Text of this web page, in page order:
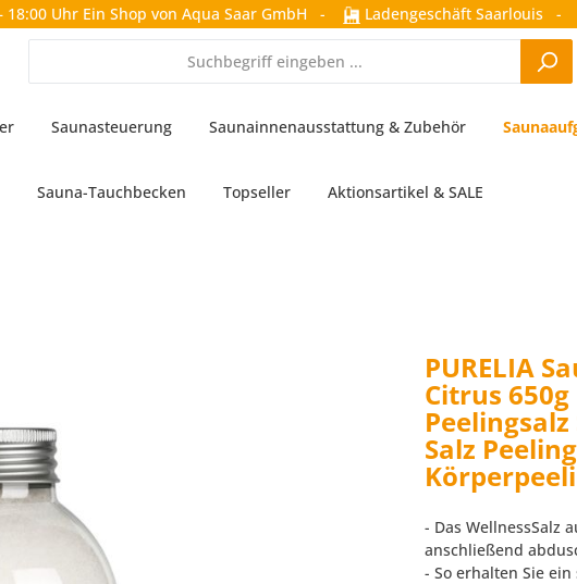
18:00 Uhr Ein Shop von Aqua Saar GmbH - Ladengeschäft Saarlouis -
Saunasteuerung Saunainnenausstattung & Zubehör
Sauna-Tauchbecken Topseller Aktionsartikel & SALE
PURELIA
Citrus 650g
Peelingsalz
Salz Peeling
- Das WellnessSalz
anschließend
- So erhalten Sie